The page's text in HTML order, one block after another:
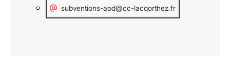
subventions-aod@cc-lacqorthez.fr